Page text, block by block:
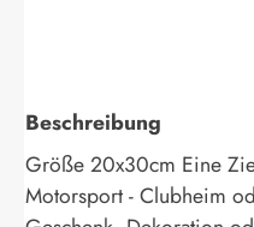
Beschreibung
Größe 20x30cm Eine
Motorsport - Clubheim